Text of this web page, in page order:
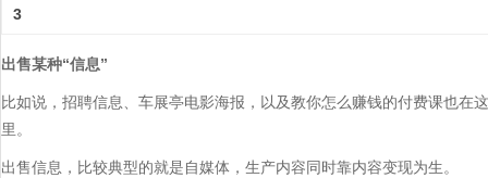
3
出售某种“信息”
比如说，招聘信息、车展亭电影海报，以及教你怎么赚钱的付费课也在这
里。
出售信息，比较典型的就是自媒体，生产内容同时靠内容变现为生。